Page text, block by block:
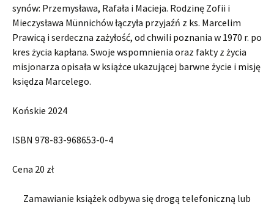
synów: Przemysława, Rafała i Macieja. Rodzinę Zofii i
Mieczysława Münnichów łączyła przyjaźń z ks. Marcelim
Prawicą i serdeczna zażyłość, od chwili poznania w 1970 r. po
kres życia kapłana. Swoje wspomnienia oraz fakty z życia
misjonarza opisała w książce ukazującej barwne życie i misję
księdza Marcelego.
Końskie 2024
ISBN 978-83-968653-0-4
Cena 20 zł
Zamawianie książek odbywa się drogą telefoniczną lub